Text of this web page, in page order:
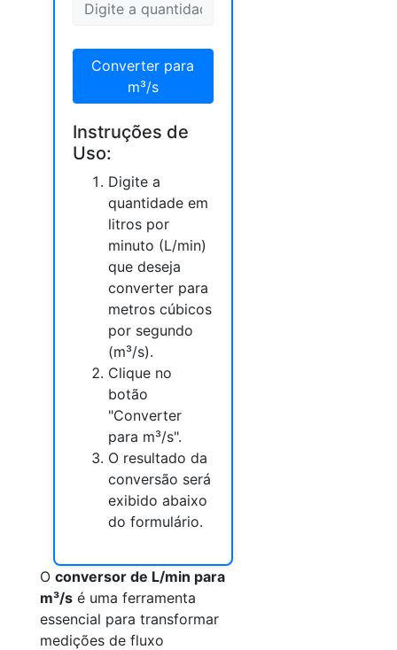
Converter para
m³/s
Instruções de
Uso:
Digite a
quantidade em
litros por
minuto (L/min)
que deseja
converter para
metros cúbicos
por segundo
(m³/s).
Clique no
botão
"Converter
para m³/s".
O resultado da
conversão será
exibido abaixo
do formulário.
O conversor de L/min para
m³/s é uma ferramenta
essencial para transformar
medições de fluxo